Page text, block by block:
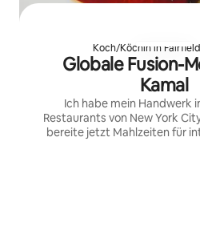
Koch/Köchin in
Globale Fusion-
Kamal
Ich habe mein Handwerk
Restaurants von New York
bereite jetzt Mahlzeiten für